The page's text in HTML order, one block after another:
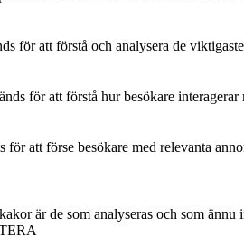
för att förstå och analysera de
för att förstå hur besökare
för att förse besökare med relevanta
är de som analyseras och som